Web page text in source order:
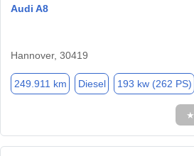
Audi A8
Hannover, 30419
249.911 km Diesel 193 kw (262 PS)
★